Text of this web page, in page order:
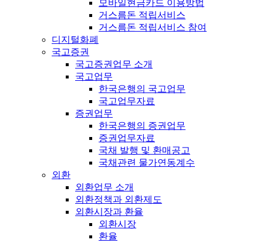
모바일현금카드 이용방법
거스름돈 적립서비스
거스름돈 적립서비스 참여
디지털화폐
국고증권
국고증권업무 소개
국고업무
한국은행의 국고업무
국고업무자료
증권업무
한국은행의 증권업무
증권업무자료
국채 발행 및 환매공고
국채관련 물가연동계수
외환
외환업무 소개
외환정책과 외환제도
외환시장과 환율
외환시장
환율